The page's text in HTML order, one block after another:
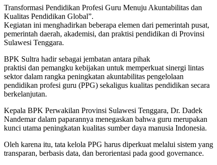
Transformasi Pendidikan Profesi Guru Menuju Akuntabilitas dan
Kualitas Pendidikan Global”.
Kegiatan ini menghadirkan beberapa elemen dari pemerintah pusat,
pemerintah daerah, akademisi, dan praktisi pendidikan di Provinsi
Sulawesi Tenggara.
BPK Sultra hadir sebagai jembatan antara pihak
praktisi dan pemangku kebijakan untuk memperkuat sinergi lintas
sektor dalam rangka peningkatan akuntabilitas pengelolaan
pendidikan profesi guru (PPG) sekaligus kualitas pendidikan secara
berkelanjutan.
Kepala BPK Perwakilan Provinsi Sulawesi Tenggara, Dr. Dadek
Nandemar dalam paparannya menegaskan bahwa guru merupakan
kunci utama peningkatan kualitas sumber daya manusia Indonesia.
Oleh karena itu, tata kelola PPG harus diperkuat melalui sistem yang
transparan, berbasis data, dan berorientasi pada good governance.